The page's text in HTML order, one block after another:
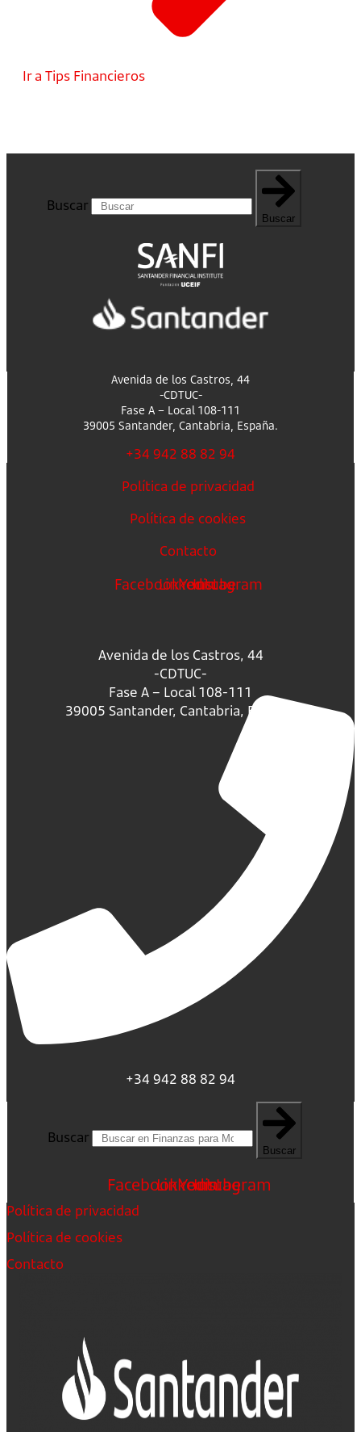
Ir a Tips Financieros
Buscar
Buscar
Avenida de los Castros, 44
-CDTUC-
Fase A – Local 108-111
39005 Santander, Cantabria, España.
+34 942 88 82 94
Política de privacidad
Política de cookies
Contacto
FacebookLinkedin
Youtube
Instagram
Avenida de los Castros, 44
-CDTUC-
Fase A – Local 108-111
39005 Santander, Cantabria, España.
+34 942 88 82 94
Buscar
Buscar
FacebookLinkedin
Youtube
Instagram
Política de privacidad
Política de cookies
Contacto